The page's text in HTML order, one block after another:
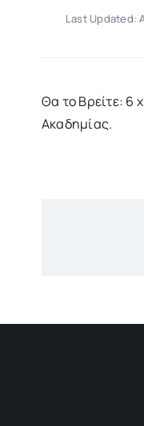
Last Updated:
Θα το Βρείτε: 6
Ακαδημίας.